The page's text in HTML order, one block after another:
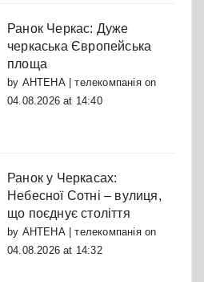
Ранок Черкас: Дуже
черкаська Європейська
площа
by АНТЕНА | телекомпаніяon
04.08.2026 at 14:40
Ранок у Черкасах:
Небесної Сотні – вулиця,
що поєднує століття
by АНТЕНА | телекомпаніяon
04.08.2026 at 14:32